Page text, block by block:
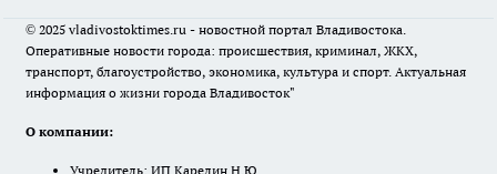
© 2025 vladivostoktimes.ru - новостной портал Владивостока.
Оперативные новости города: происшествия, криминал, ЖКХ,
транспорт, благоустройство, экономика, культура и спорт. Актуальная
информация о жизни города Владивосток"
О компании:
Учредитель: ИП Карелин Н.Ю